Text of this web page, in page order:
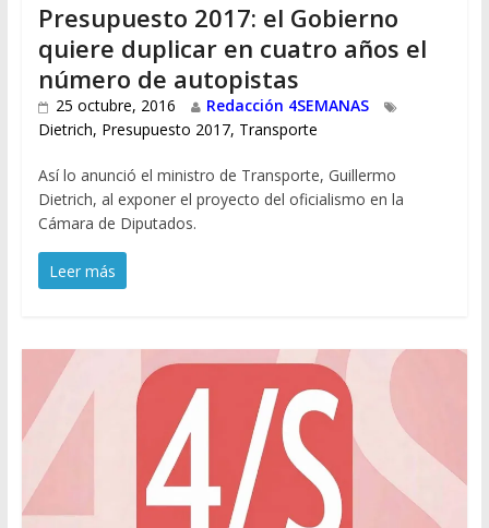
Presupuesto 2017: el Gobierno
quiere duplicar en cuatro años el
número de autopistas
25 octubre, 2016
Redacción 4SEMANAS
Dietrich, Presupuesto 2017, Transporte
Así lo anunció el ministro de Transporte, Guillermo
Dietrich, al exponer el proyecto del oficialismo en la
Cámara de Diputados.
Leer más